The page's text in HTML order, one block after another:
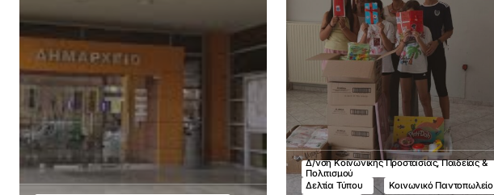
Δ/νση Κοινωνικής Προστασίας, Παιδείας &
Πολιτισμού
Δελτία Τύπου
Κοινωνικό Παντοπωλείο